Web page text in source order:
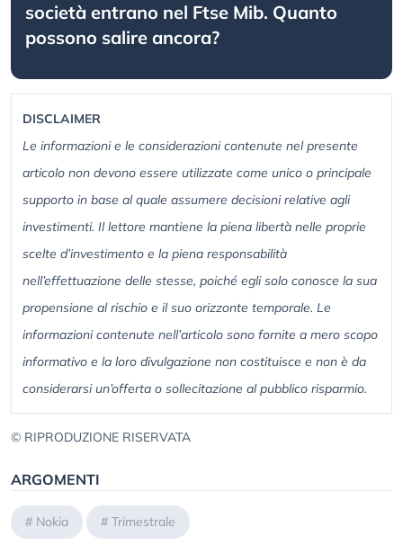
società entrano nel Ftse Mib. Quanto
possono salire ancora?
DISCLAIMER
Le informazioni e le considerazioni contenute nel presente
articolo non devono essere utilizzate come unico o principale
supporto in base al quale assumere decisioni relative agli
investimenti. Il lettore mantiene la piena libertà nelle proprie
scelte d’investimento e la piena responsabilità
nell’effettuazione delle stesse, poiché egli solo conosce la sua
propensione al rischio e il suo orizzonte temporale. Le
informazioni contenute nell’articolo sono fornite a mero scopo
informativo e la loro divulgazione non costituisce e non è da
considerarsi un’offerta o sollecitazione al pubblico risparmio.
© RIPRODUZIONE RISERVATA
ARGOMENTI
# Nokia # Trimestrale